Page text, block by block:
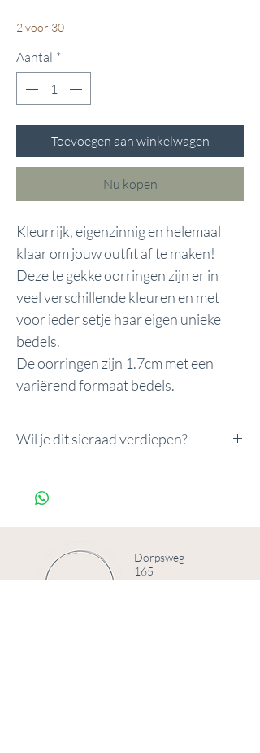
2 voor 30
Aantal *
Toevoegen aan winkelwagen
Nu kopen
Kleurrijk, eigenzinnig en helemaal
klaar om jouw outfit af te maken!
Deze te gekke oorringen zijn er in
veel verschillende kleuren en met
voor ieder setje haar eigen unieke
bedels.
De oorringen zijn 1.7cm met een
variërend formaat bedels.
Wil je dit sieraad verdiepen?
Voeg de Innerlijke Kracht Upgrade toe
Innerlijke kracht upgrade
Dorpsweg
165